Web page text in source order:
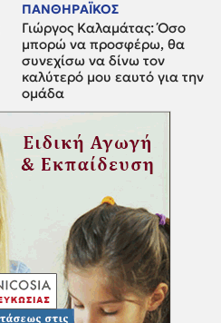
ΠΑΝΘΗΡΑΪΚΟΣ
Γιώργος Καλαμάτας: Όσο
μπορώ να προσφέρω, θα
συνεχίσω να δίνω τον
καλύτερό μου εαυτό για την
ομάδα